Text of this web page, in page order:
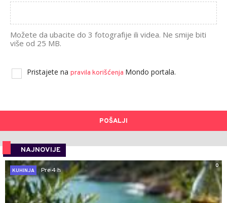
Možete da ubacite do 3 fotografije ili videa. Ne smije biti
više od 25 MB.
Pristajete na pravila korišćenja Mondo portala.
POŠALJI
NAJNOVIJE
0
KUHINJA
Pre 4 h